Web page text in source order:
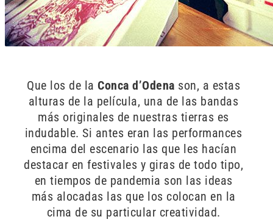
Que los de la Conca d’Odena son, a estas
alturas de la película, una de las bandas
más originales de nuestras tierras es
indudable. Si antes eran las performances
encima del escenario las que les hacían
destacar en festivales y giras de todo tipo,
en tiempos de pandemia son las ideas
más alocadas las que los colocan en la
cima de su particular creatividad.